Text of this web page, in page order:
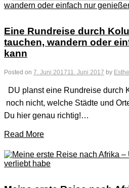
Eine Rundreise durch
tauchen, wandern oder
kann
Posted on 7. Juni 201711. Juni 2017 by
DU planst eine Rundreise durch
noch nicht, welche Städte und
Du hier genau richtig!…
Read More